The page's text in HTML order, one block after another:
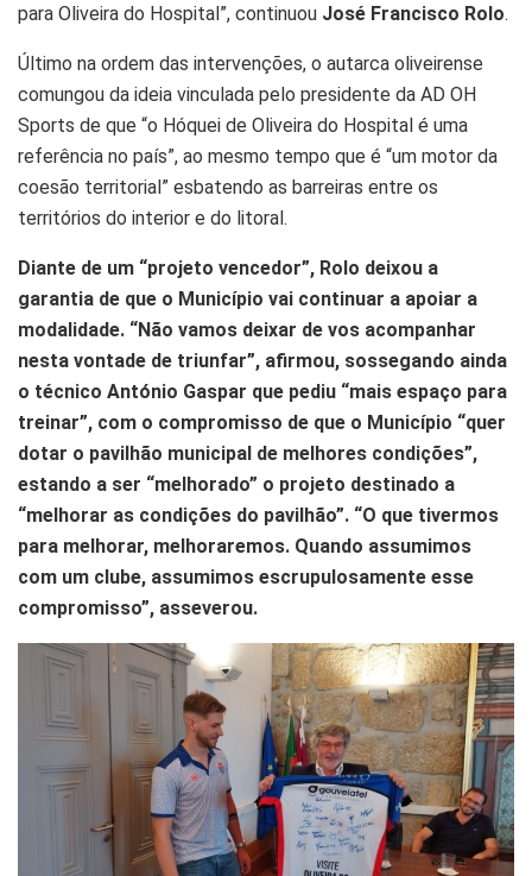
para Oliveira do Hospital”, continuou José Francisco Rolo.
Último na ordem das intervenções, o autarca oliveirense
comungou da ideia vinculada pelo presidente da AD OH
Sports de que “o Hóquei de Oliveira do Hospital é uma
referência no país”, ao mesmo tempo que é “um motor da
coesão territorial” esbatendo as barreiras entre os
territórios do interior e do litoral.
Diante de um “projeto vencedor”, Rolo deixou a
garantia de que o Município vai continuar a apoiar a
modalidade. “Não vamos deixar de vos acompanhar
nesta vontade de triunfar”, afirmou, sossegando ainda
o técnico António Gaspar que pediu “mais espaço para
treinar”, com o compromisso de que o Município “quer
dotar o pavilhão municipal de melhores condições”,
estando a ser “melhorado” o projeto destinado a
“melhorar as condições do pavilhão”. “O que tivermos
para melhorar, melhoraremos. Quando assumimos
com um clube, assumimos escrupulosamente esse
compromisso”, asseverou.